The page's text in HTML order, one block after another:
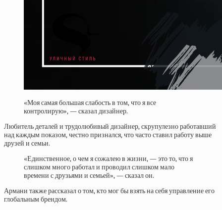
«Моя самая большая слабость в том, что я все
контролирую», — сказал дизайнер.
Любитель деталей и трудолюбивый дизайнер, скрупулезно работавший
над каждым показом, честно признался, что часто ставил работу выше
друзей и семьи.
«Единственное, о чем я сожалею в жизни, — это то, что я
слишком много работал и проводил слишком мало
времени с друзьями и семьей», — сказал он.
Армани также рассказал о том, кто мог бы взять на себя управление его
глобальным брендом.